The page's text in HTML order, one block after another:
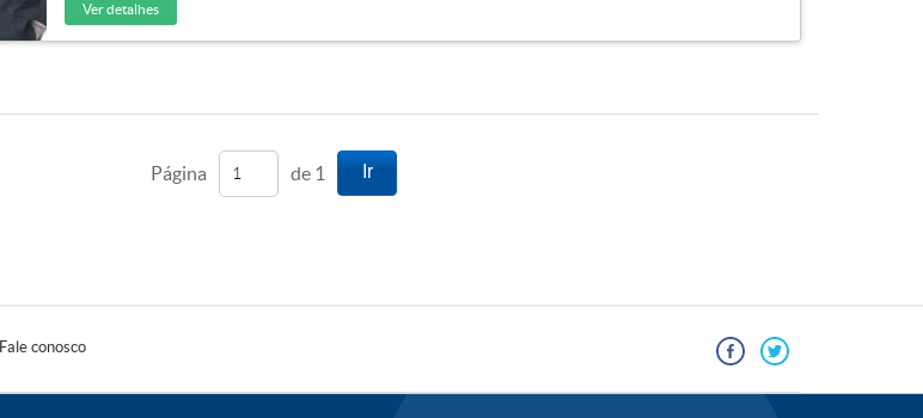
Ver detalhes
Página de 1 Ir
Fale conosco